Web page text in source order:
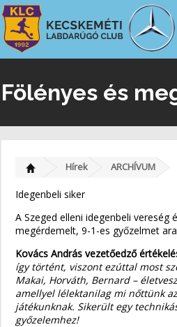
Fölényes és
Hírek ARCHÍVUM
Idegenbeli siker
A Szeged elleni idegenbeli
megérdemelt, 9-1-es győzelmet
Kovács András vezetőedző
így történt, viszont ezúttal most
Makai, Horváth, Bernard –
amellyel lélektanilag mi nőttünk
játékunknak. Sikerült egy
győzelemhez!